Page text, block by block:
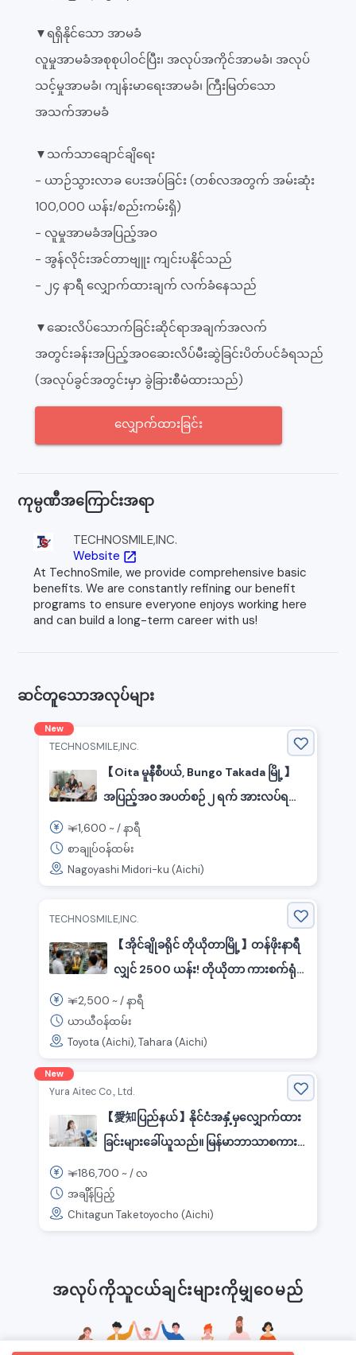
▼ရရှိနိုင်သော အာမခံ
လူမှုအာမခံအစုစုပါဝင်ပြီး၊ အလုပ်အကိုင်အာမခံ၊ အလုပ်
သင့်မှုအာမခံ၊ ကျန်းမာရေးအာမခံ၊ ကြီးမြတ်သော
အသက်အာမခံ
▼သက်သာချောင်ချိရေး
- ယာဉ်သွားလာခ ပေးအပ်ခြင်း (တစ်လအတွက် အမ်းဆုံး
100,000 ယန်း/စည်းကမ်းရှိ)
- လူမှုအာမခံအပြည့်အဝ
- အွန်လိုင်းအင်တာဗျူး ကျင်းပနိုင်သည်
- ၂၄ နာရီ လျှောက်ထားချက် လက်ခံနေသည်
▼ဆေးလိပ်သောက်ခြင်းဆိုင်ရာအချက်အလက်
အတွင်းခန်းအပြည့်အဝဆေးလိပ်မီးဆွဲခြင်းပိတ်ပင်ခံရသည်
(အလုပ်ခွင်အတွင်းမှာ ခွဲခြားစီမံထားသည်)
လျှောက်ထားခြင်း
ကုမ္ပဏီအကြောင်းအရာ
TECHNOSMILE,INC.
Website open_in_new
At TechnoSmile, we provide comprehensive basic
benefits. We are constantly refining our benefit
programs to ensure everyone enjoys working here
and can build a long-term career with us!
ဆင်တူသောအလုပ်များ
New
TECHNOSMILE,INC.
【Oita မူနီစီပယ်, Bungo Takada မြို့】
အပြည့်အဝ အပတ်စဉ် ၂ ရက် အားလပ်ရက်
ပုံစံ! အင်ဒိုနီးရှား နေရာအင်အား အထောက်
အပံ့ ဝန်ထမ်း!
￥1,600 ~ /နာရီ
စာချုပ်ဝန်ထမ်း
Nagoyashi Midori-ku (Aichi)
TECHNOSMILE,INC.
【အိုင်ချိုခရိုင် တိုယိုတာမြို့】တန်ဖိုးနာရီ
လျှင် 2500 ယန်း! တိုယိုတာ ကားစက်ရုံ
တွင် အင်ဒိုနီးရှားဘာသာပြန်ဆို ဝန်ထမ်း
￥2,500 ~ /နာရီ
ယာယီဝန်ထမ်း
Toyota (Aichi), Tahara (Aichi)
New
Yura Aitec Co., Ltd.
【愛知ပြည်နယ်】နိုင်ငံအနှံ့မှလျှောက်ထား
ခြင်းများခေါ်ယူသည်။ မြန်မာဘာသာစကား
အသုံးချနိုင်သည်။ ထုတ်လုပ်ရေးနေရာတွင်
ပြန်ဆိုခြင်းနှင့် နိုင်ငံခြားသားဝန်ထမ်းများ
အား အထောက်အပံ့ပေးခြင်း ရာထူး။
￥186,700 ~ /လ
အချိိန်ပြည့်
Chitagun Taketoyocho (Aichi)
အလုပ်ကိုသူငယ်ချင်းများကိုမျှဝေမည်